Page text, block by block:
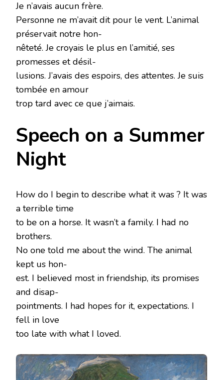
Je n’avais aucun frère.
Personne ne m’avait dit pour le vent. L’animal
préservait notre hon-
nêteté. Je croyais le plus en l’amitié, ses
promesses et désil-
lusions. J’avais des espoirs, des attentes. Je suis
tombée en amour
trop tard avec ce que j’aimais.
Speech on a Summer
Night
How do I begin to describe what it was ? It was
a terrible time
to be on a horse. It wasn’t a family. I had no
brothers.
No one told me about the wind. The animal
kept us hon-
est. I believed most in friendship, its promises
and disap-
pointments. I had hopes for it, expectations. I
fell in love
too late with what I loved.